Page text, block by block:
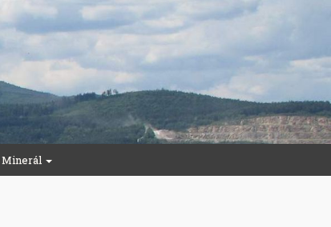
Minerál